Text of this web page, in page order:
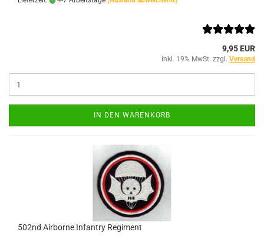
9,95 EUR
inkl. 19% MwSt. zzgl. Versand
IN DEN WARENKORB
502nd Airborne Infantry Regiment